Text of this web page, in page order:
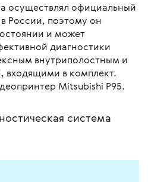
осуществлял официальный
России, поэтому он
и может
диагностики
внутриполостным и
входящими в комплект.
Mitsubishi P95.
система